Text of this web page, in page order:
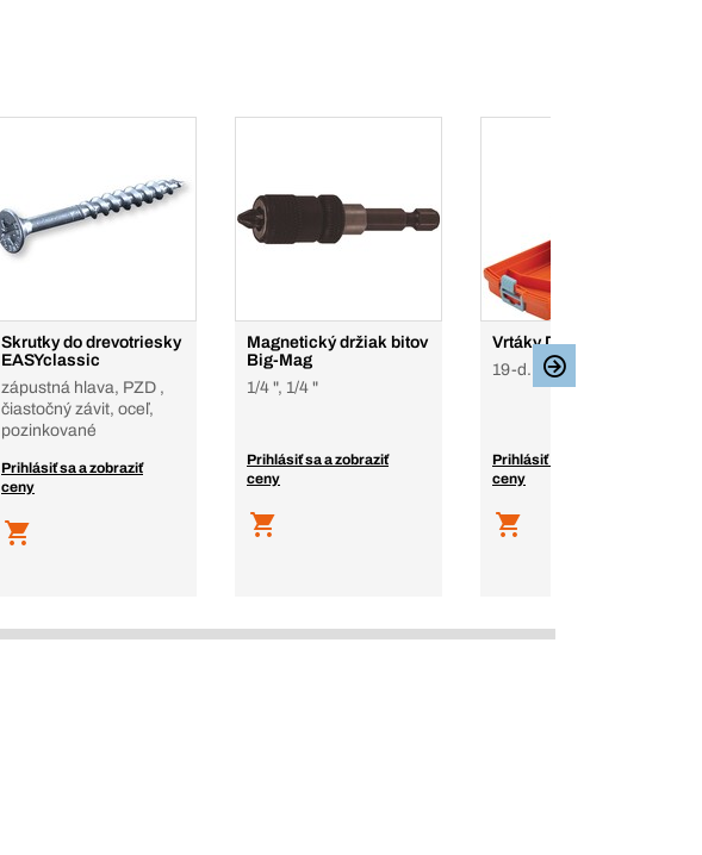
Skrutky do drevotriesky
EASYclassic
zápustná hlava, PZD ,
čiastočný závit, oceľ,
pozinkované
Prihlásiť sa a zobraziť
ceny
Magnetický držiak bitov
Big-Mag
1/4 ", 1/4 "
Prihlásiť sa a zobraziť
ceny
Vrtáky DIN 338 DIN 338
19-d. súprava
Prihlásiť sa a zobraziť
ceny